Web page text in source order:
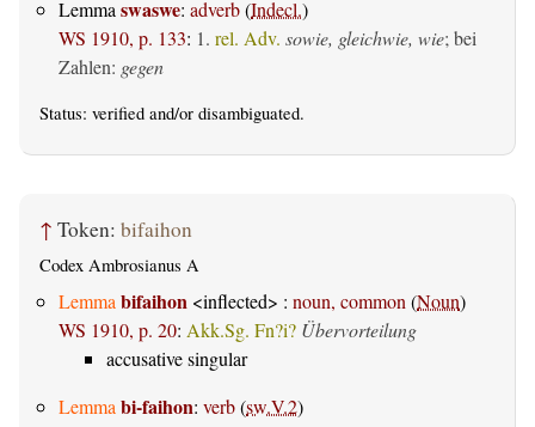
Lemma swaswe: adverb(Indecl.)
WS 1910, p. 133: 1. rel. Adv. sowie, gleichwie, wie; bei
Zahlen: gegen
Status: verified and/or disambiguated.
↑ Token: bifaihon
Codex Ambrosianus A
Lemma bifaihon <inflected> : noun, common (Noun)
WS 1910, p. 20: Akk.Sg. Fn?i? Übervorteilung
accusative singular
Lemma bi-faihon: verb(sw.V.2)